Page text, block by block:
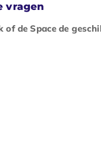
vragen
of de Space de